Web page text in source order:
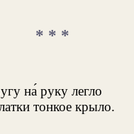
* * *
на́ руку легло
тонкое крыло.